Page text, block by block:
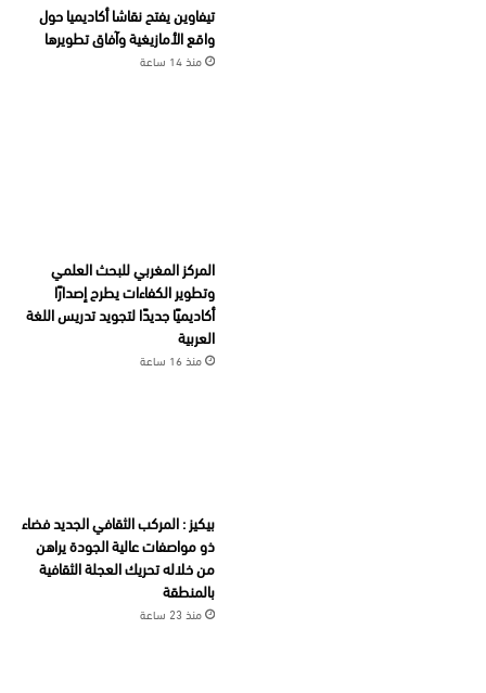
تيفاوين يفتح نقاشا أكاديميا حول
واقع الأمازيغية وآفاق تطويرها
منذ 14 ساعة
المركز المغربي للبحث العلمي
وتطوير الكفاءات يطرح إصدارًا
أكاديميًا جديدًا لتجويد تدريس اللغة
العربية
منذ 16 ساعة
بيكيز : المركب الثقافي الجديد فضاء
ذو مواصفات عالية الجودة يراهن
من خلاله تحريك العجلة الثقافية
بالمنطقة
منذ 23 ساعة